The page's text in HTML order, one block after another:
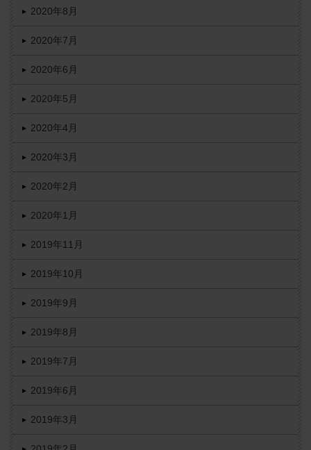
2020年8月
2020年7月
2020年6月
2020年5月
2020年4月
2020年3月
2020年2月
2020年1月
2019年11月
2019年10月
2019年9月
2019年8月
2019年7月
2019年6月
2019年3月